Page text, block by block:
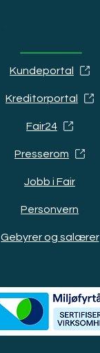
Kundeportal
Kreditorportal
Fair24
Presserom
Jobb i Fair
Personvern
Gebyrer og salærer